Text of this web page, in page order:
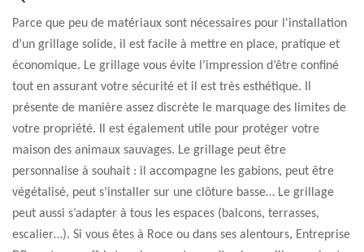
Parce que peu de matériaux sont nécessaires pour l'installation
d’un grillage solide, il est facile à mettre en place, pratique et
économique. Le grillage vous évite l’impression d’être confiné
tout en assurant votre sécurité et il est très esthétique. Il
présente de manière assez discrète le marquage des limites de
votre propriété. Il est également utile pour protéger votre
maison des animaux sauvages. Le grillage peut être
personnalise à souhait : il accompagne les gabions, peut être
végétalisé, peut s’installer sur une clôture basse… Le grillage
peut aussi s’adapter à tous les espaces (balcons, terrasses,
escalier…). Si vous êtes à Roce ou dans ses alentours, Entreprise